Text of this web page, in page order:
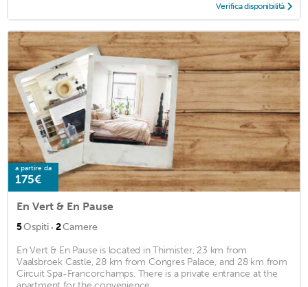
Verifica disponibilità
a partire da
175€
En Vert & En Pause
5Ospiti · 2Camere
En Vert & En Pause is located in Thimister, 23 km from
Vaalsbroek Castle, 28 km from Congres Palace, and 28 km from
Circuit Spa-Francorchamps. There is a private entrance at the